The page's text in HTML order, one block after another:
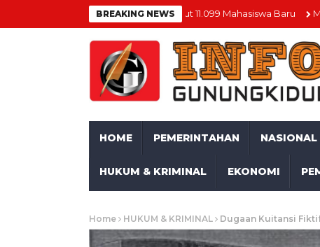
BREAKING NEWS
Rangkaian PIONIR, Sambut 11.099 Mahasiswa Baru
HOME PEMERINTAHAN NASIONAL
HUKUM & KRIMINAL EKONOMI
Home HUKUM & KRIMINAL Dugaan Kuitansi